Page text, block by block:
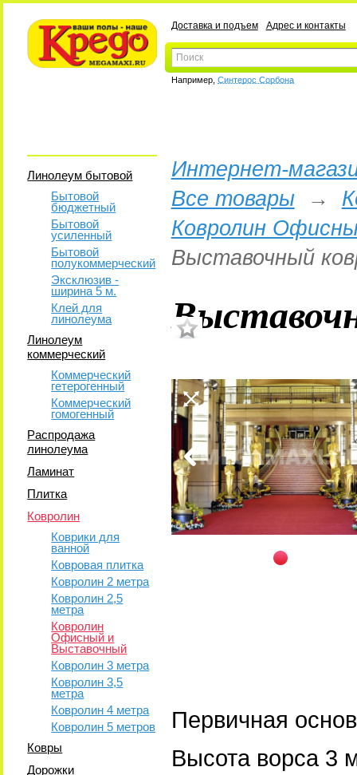
Доставка и подъем Адрес и контакты
Например, Синтерос Сорбона
Линолеум бытовой
Бытовой
бюджетный
Бытовой
усиленный
Бытовой
полукоммерческий
Эксклюзив -
ширина 5 м.
Клей для
линолеума
Линолеум
коммерческий
Коммерческий
гетерогенный
Коммерческий
гомогенный
Распродажа
линолеума
Ламинат
Плитка
Ковролин
Коврики для
ванной
Ковровая плитка
Ковролин 2 метра
Ковролин 2,5
метра
Ковролин
Офисный и
Выставочный
Ковролин 3 метра
Ковролин 3,5
метра
Ковролин 4 метра
Ковролин 5 метров
Ковры
Дорожки
Интернет-
Все товары→
Ковролин
Выставочный
Первичная
Высота ворса 3